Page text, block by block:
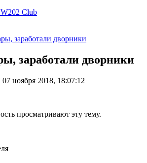
Club
заработали дворники
заработали дворники
ноября 2018, 18:07:12
просматривают эту тему.